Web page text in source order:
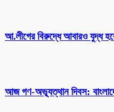
আ.লীগের বিরুদ্ধে আবারও যুদ্ধ
আজ গণ-অভ্যূত্থান দিবস: